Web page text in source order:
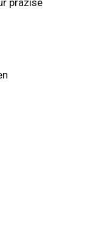
präzise